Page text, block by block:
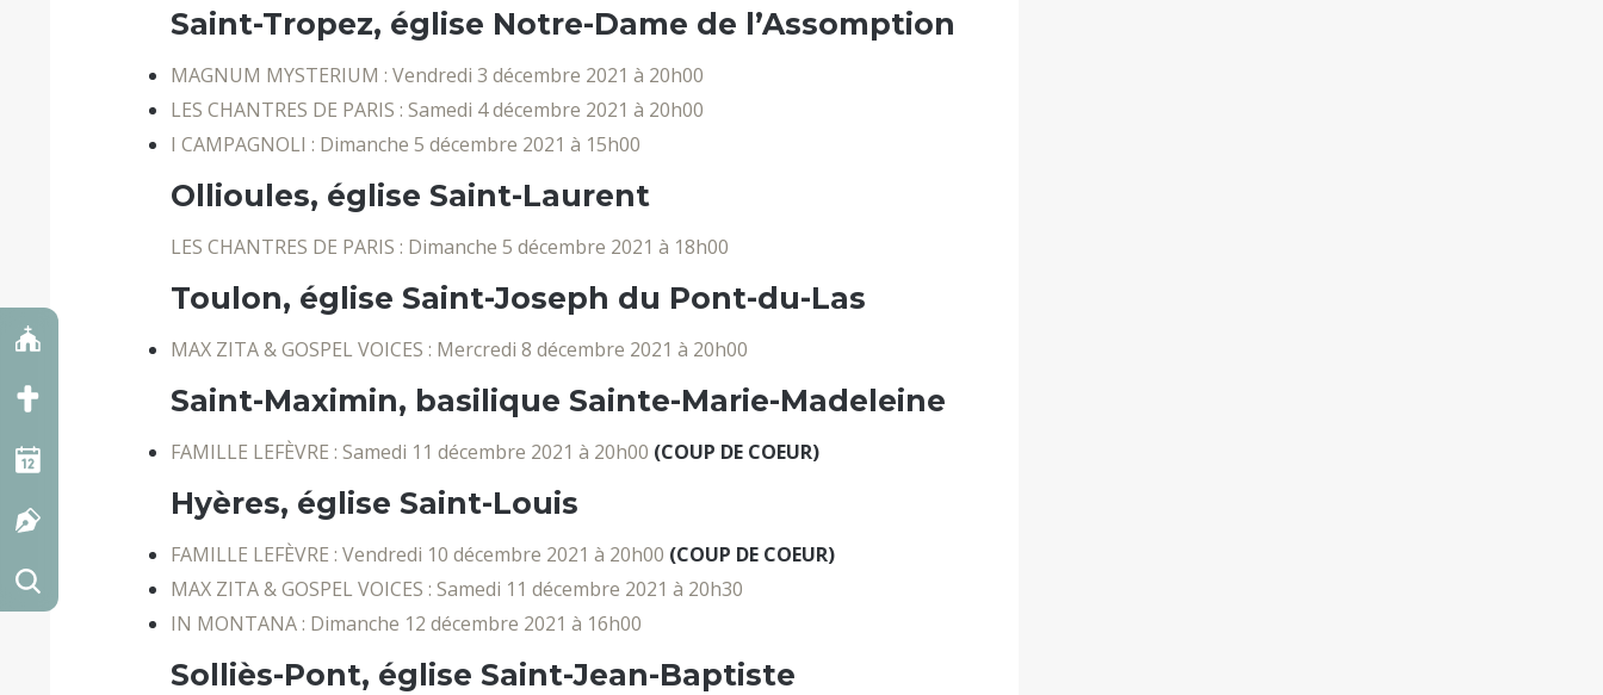
Saint-Tropez, église Notre-Dame de l’Assomption
MAGNUM MYSTERIUM : Vendredi 3 décembre 2021 à 20h00
LES CHANTRES DE PARIS : Samedi 4 décembre 2021 à 20h00
I CAMPAGNOLI : Dimanche 5 décembre 2021 à 15h00
Ollioules, église Saint-Laurent
LES CHANTRES DE PARIS : Dimanche 5 décembre 2021 à 18h00
Toulon, église Saint-Joseph du Pont-du-Las
MAX ZITA & GOSPEL VOICES : Mercredi 8 décembre 2021 à 20h00
Saint-Maximin, basilique Sainte-Marie-Madeleine
FAMILLE LEFÈVRE : Samedi 11 décembre 2021 à 20h00 (COUP DE COEUR)
Hyères, église Saint-Louis
FAMILLE LEFÈVRE : Vendredi 10 décembre 2021 à 20h00 (COUP DE COEUR)
MAX ZITA & GOSPEL VOICES : Samedi 11 décembre 2021 à 20h30
IN MONTANA : Dimanche 12 décembre 2021 à 16h00
Solliès-Pont, église Saint-Jean-Baptiste